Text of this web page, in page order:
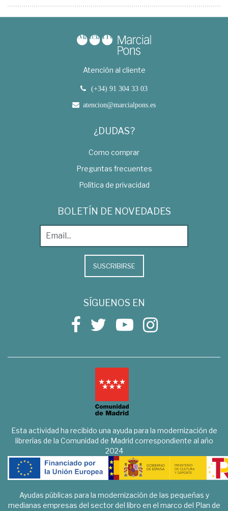
Atención al cliente
(+34) 91 304 33 03
atencion@marcialpons.es
¿DUDAS?
Como comprar
Preguntas frecuentes
Política de privacidad
BOLETÍN DE NOVEDADES
SUSCRIBIRSE
SÍGUENOS EN
Esta actividad ha recibido una ayuda para la modernización de
librerías de la Comunidad de Madrid correspondiente al año
2024
Ayudas públicas para la modernización de las pequeñas y
medianas empresas del sector del libro en el marco del Plan de